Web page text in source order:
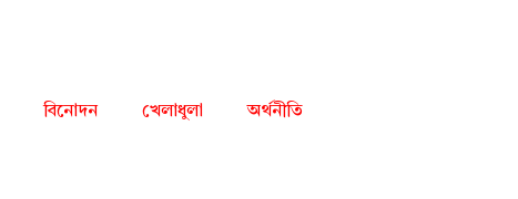
বিনোদন খেলাধুলা অর্থনীতি